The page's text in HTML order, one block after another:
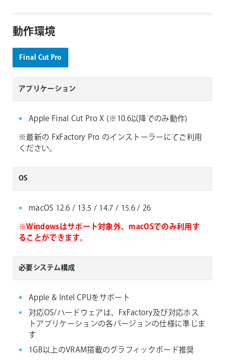
動作環境
Final Cut Pro
アプリケーション
Apple Final Cut Pro X (※10.6以降でのみ動作)
※最新の FxFactory Pro のインストーラーにてご利用
ください。
OS
macOS 12.6 / 13.5 / 14.7 / 15.6 / 26
※Windowsはサポート対象外、macOSでのみ利用す
ることができます。
必要システム構成
Apple & Intel CPUをサポート
対応OS/ハードウェアは、FxFactory及び対応ホス
トアプリケーションの各バージョンの仕様に準じま
す
1GB以上のVRAM搭載のグラフィックボード推奨